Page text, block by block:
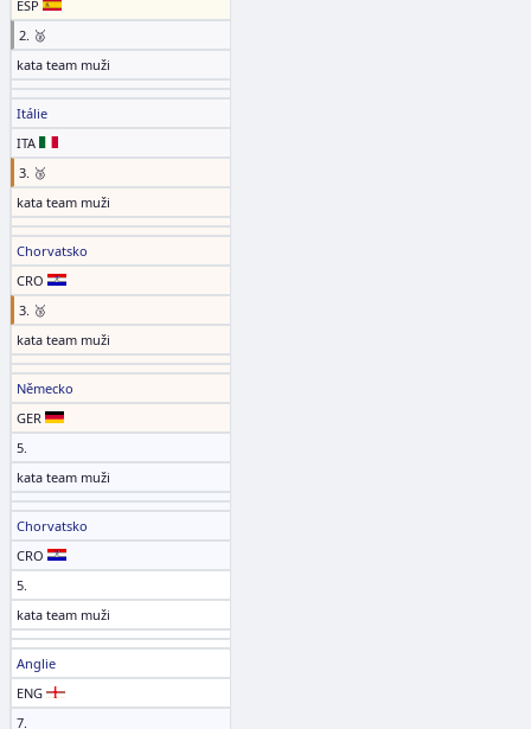
ESP
2. 🥈
kata team muži
Itálie
ITA
3. 🥉
kata team muži
Chorvatsko
CRO
3. 🥉
kata team muži
Německo
GER
5.
kata team muži
Chorvatsko
CRO
5.
kata team muži
Anglie
ENG
7.